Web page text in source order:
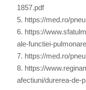
1857.pdf
5. https://med.ro/
6. https://
ale-functiei-
7. https://med.ro/
8. https://
afectiuni/durerea-de-